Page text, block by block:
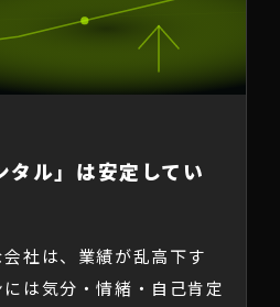
タル」は安定してい
社は、業績が乱高下す
は気分・情緒・自己肯定